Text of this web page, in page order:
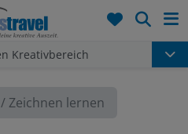
Kreativbereich
Zeichnen lernen